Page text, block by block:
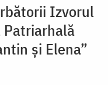
Izvorul
și Elena”